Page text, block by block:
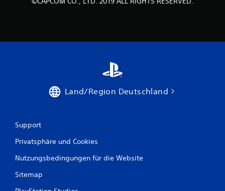
Land/Region Deutschland
Support
Privatsphäre und Cookies
Nutzungsbedingungen für die Website
Sitemap